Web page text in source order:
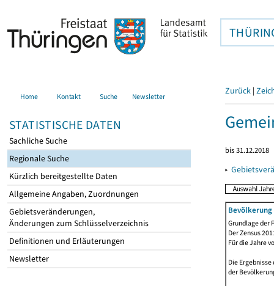
Home Kontakt Suche Newsletter
STATISTISCHE DATEN
Sachliche Suche
Regionale Suche
Kürzlich bereitgestellte Daten
Allgemeine Angaben, Zuordnungen
Gebietsveränderungen,
Änderungen zum Schlüsselverzeichnis
Definitionen und Erläuterungen
Newsletter
Zurück |
bis 31.12.2018
▸
Grundlage der
Der Zensus
Für die Jahre
Die
der